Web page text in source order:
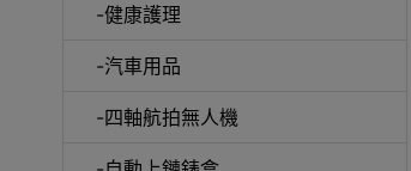
-健康護理
-汽車用品
-四軸航拍無人機